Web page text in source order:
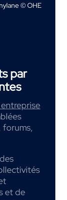
© OHE
par
forums,
et de